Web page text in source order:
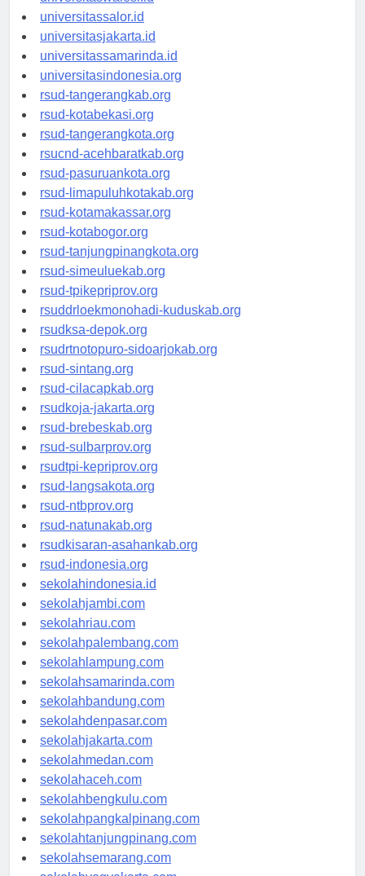
universitaswalesi.id
universitassalor.id
universitasjakarta.id
universitassamarinda.id
universitasindonesia.org
rsud-tangerangkab.org
rsud-kotabekasi.org
rsud-tangerangkota.org
rsucnd-acehbaratkab.org
rsud-pasuruankota.org
rsud-limapuluhkotakab.org
rsud-kotamakassar.org
rsud-kotabogor.org
rsud-tanjungpinangkota.org
rsud-simeuluekab.org
rsud-tpikepriprov.org
rsuddrloekmonohadi-kuduskab.org
rsudksa-depok.org
rsudrtnotopuro-sidoarjokab.org
rsud-sintang.org
rsud-cilacapkab.org
rsudkoja-jakarta.org
rsud-brebeskab.org
rsud-sulbarprov.org
rsudtpi-kepriprov.org
rsud-langsakota.org
rsud-ntbprov.org
rsud-natunakab.org
rsudkisaran-asahankab.org
rsud-indonesia.org
sekolahindonesia.id
sekolahjambi.com
sekolahriau.com
sekolahpalembang.com
sekolahlampung.com
sekolahsamarinda.com
sekolahbandung.com
sekolahdenpasar.com
sekolahjakarta.com
sekolahmedan.com
sekolahaceh.com
sekolahbengkulu.com
sekolahpangkalpinang.com
sekolahtanjungpinang.com
sekolahsemarang.com